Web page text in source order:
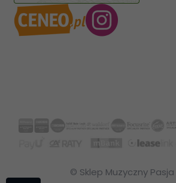
© Sklep Muzyczny Pasja